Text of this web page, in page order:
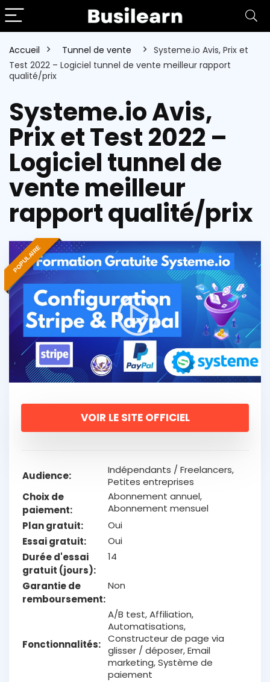
Accueil Tunnel de vente
Systeme.io Avis, Prix et
Test 2022 – Logiciel tunnel de vente meilleur rapport
qualité/prix
Systeme.io Avis,
Prix et Test 2022 –
Logiciel tunnel de
vente meilleur
rapport qualité/prix
POPULAIRE
VOIR LE SITE OFFICIEL
Audience
Indépendants / Freelancers,
Petites entreprises
Choix de
paiement
Abonnement annuel,
Abonnement mensuel
Plan gratuit
Oui
Essai gratuit
Oui
Durée d'essai
gratuit (jours)
14
Garantie de
remboursement
Non
Fonctionnalités
A/B test, Affiliation,
Automatisations,
Constructeur de page via
glisser / déposer, Email
marketing, Système de
paiement